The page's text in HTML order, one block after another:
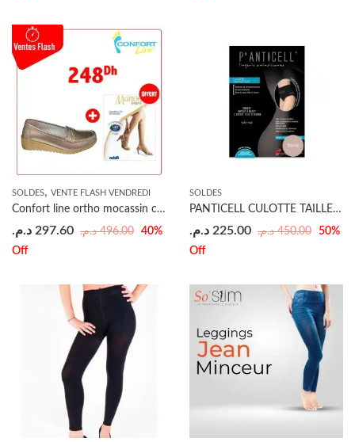
SOLDES, VENTE FLASH VENDREDI
Confort line ortho mocassin compensé femme = mi bas cabifi offerte
496.00 د.م. 297.60 د.م. 40%
Off
SOLDES
PANTICELL CULOTTE TAILLE HAUTE CHAIR
450.00 د.م. 225.00 د.م. 50%
Off